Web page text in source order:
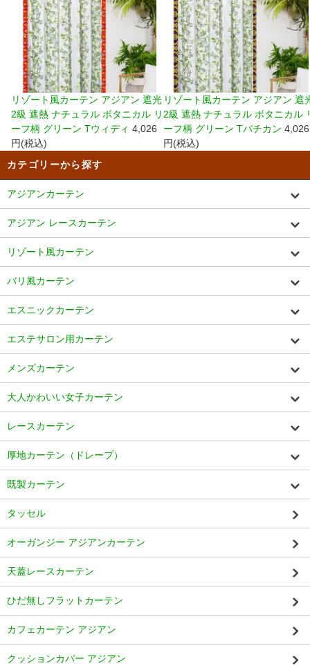
リゾート風カーテン アジアン 遮光
2級 遮熱 ナチュラル ボタニカル リ
ーフ柄 グリーン Tウィディ 4,026
円(税込)
リゾート風カーテン アジアン 遮
2級 遮熱 ナチュラル ボタニカル
ーフ柄 グリーン Tバチカン 4,026
円(税込)
カテゴリーから探す
アジアンカーテン
アジアン レースカーテン
リゾート風カーテン
バリ風カーテン
エスニックカーテン
エステサロン用カーテン
メンズカーテン
大人かわいい女子カーテン
レースカーテン
厚地カーテン（ドレープ）
既製カーテン
タッセル
オーガンジー アジアンカーテン
天蓋レースカーテン
ひだ無しフラットカーテン
カフェカーテン アジアン
クッションカバー アジアン